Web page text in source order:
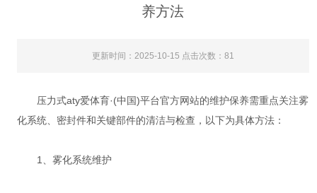
养方法
更新时间：2025-10-15 点击次数：81
压力式aty爱体育·(中国)平台官方网站的维护保养需重点关注雾
化系统、密封件和关键部件的清洁与检查，以下为具体方法：
1、雾化系统维护‌